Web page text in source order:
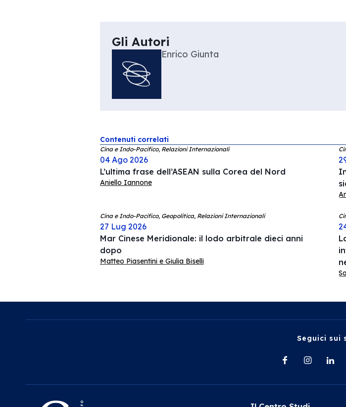
Gli Autori
Enrico Giunta
Contenuti correlati
Cina e Indo-Pacifico, Relazioni Internazionali
04 Ago 2026
L’ultima frase dell’ASEAN sulla Corea del Nord
Aniello Iannone
Cina e Indo-Pacifico, Geopolitica, Relazioni Internazionali
27 Lug 2026
Mar Cinese Meridionale: il lodo arbitrale dieci anni
dopo
Matteo Piasentini e Giulia Biselli
Seguici sui